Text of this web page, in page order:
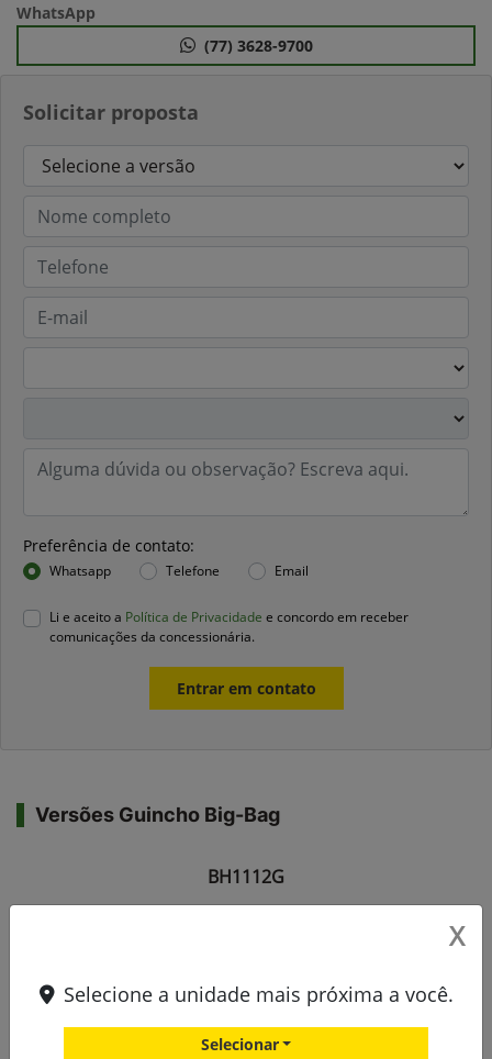
Solicitar proposta
Preferência de contato:
Whatsapp Telefone Email
Li e aceito a Política de Privacidade e concordo em receber
comunicações da concessionária.
Entrar em contato
WhatsApp
(77) 3628-9700
Versões Guincho Big-Bag
BH1112G
X
Selecione a unidade mais próxima a você.
Selecionar